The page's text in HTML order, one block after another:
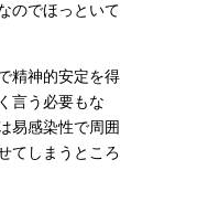
のでほっといて
精神的安定を得
言う必要もな
易感染性で周囲
てしまうところ